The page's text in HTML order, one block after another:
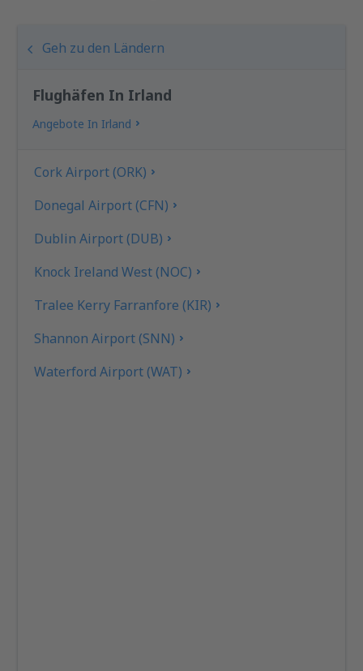
Geh zu den Ländern
Flughäfen In Irland
Angebote In Irland
Cork Airport (ORK)
Donegal Airport (CFN)
Dublin Airport (DUB)
Knock Ireland West (NOC)
Tralee Kerry Farranfore (KIR)
Shannon Airport (SNN)
Waterford Airport (WAT)